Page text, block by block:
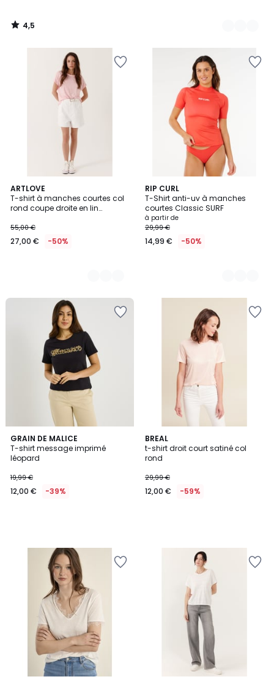
4,5
/
ARTLOVE
T-shirt à manches courtes col
rond coupe droite en lin
55,00 €
27,00 € -50%
3
Couleurs
RIP CURL
T-Shirt anti-uv à manches
courtes Classic SURF
à partir de
29,99 €
14,99 € -50%
4
Couleurs
GRAIN DE MALICE
T-shirt message imprimé
léopard
19,99 €
12,00 € -39%
BREAL
t-shirt droit court satiné col
rond
29,99 €
12,00 € -59%